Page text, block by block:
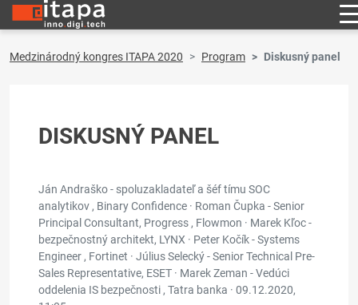
Medzinárodný kongres ITAPA 2020 Program Diskusný panel
DISKUSNÝ PANEL
Ján Andraško - spoluzakladateľ a šéf tímu SOC
analytikov , Binary Confidence · Roman Čupka - Senior
Principal Consultant, Progress , Flowmon · Marek Kľoc -
bezpečnostný architekt, LYNX · Peter Kočík - Systems
Engineer , Fortinet · Július Selecký - Senior Technical Pre-
Sales Representative, ESET · Marek Zeman - Vedúci
oddelenia IS bezpečnosti , Tatra banka · 09.12.2020,